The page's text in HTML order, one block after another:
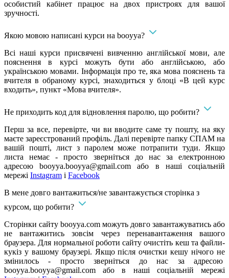
особистий кабінет працює на двох пристроях для вашої
зручності.
Якою мовою написані курси на booyya?
Всі наші курси присвячені вивченню англійської мови, але
пояснення в курсі можуть бути або англійською, або
українською мовами. Інформація про те, яка мова пояснень та
вчителя в обраному курсі, знаходиться у блоці «В цей курс
входить», пункт «Мова вчителя».
Не приходить код для відновлення паролю, що робити?
Перш за все, перевірте, чи ви вводите саме ту пошту, на яку
маєте зареєстрований профіль. Далі перевірте папку СПАМ на
вашій пошті, лист з паролем може потрапити туди. Якщо
листа немає - просто зверніться до нас за електронною
адресоюbooyya.booyya@gmail.com або в наші соціальній
мережі Instagram і Facebook
В мене довго вантажиться/не завантажується сторінка з
курсом, що робити?
Сторінки сайту booyya.com можуть довго завантажуватись або
не вантажитись зовсім через перенавантаження вашого
браузера. Для нормальної роботи сайту очистіть кеш та файли-
кукіз у вашому браузері. Якщо після очистки кешу нічого не
змінилось - просто зверніться до нас за адресою
booyya.booyya@gmail.com або в наші соціальній мережі